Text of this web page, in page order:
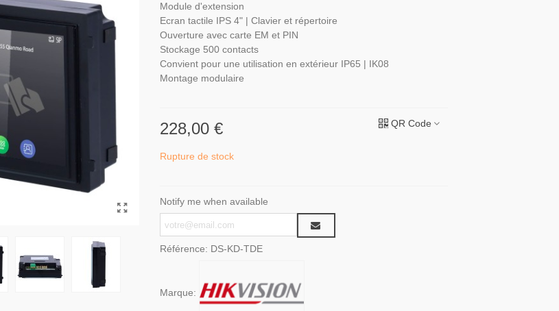
Module d'extension
Ecran tactile IPS 4" | Clavier et répertoire
Ouverture avec carte EM et PIN
Stockage 500 contacts
Convient pour une utilisation en extérieur IP65 | IK08
Montage modulaire
228,00 € QR Code
Rupture de stock
Notify me when available
Référence: DS-KD-TDE
Marque: